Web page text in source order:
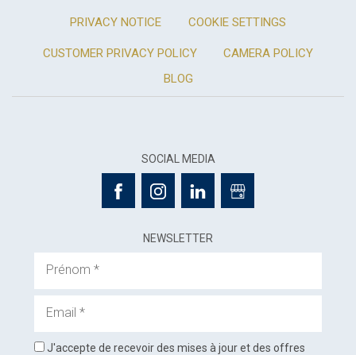
PRIVACY NOTICE COOKIE SETTINGS
CUSTOMER PRIVACY POLICY
CAMERA POLICY
BLOG
SOCIAL MEDIA
NEWSLETTER
Prénom
Email
J'accepte de recevoir des mises à jour et des offres